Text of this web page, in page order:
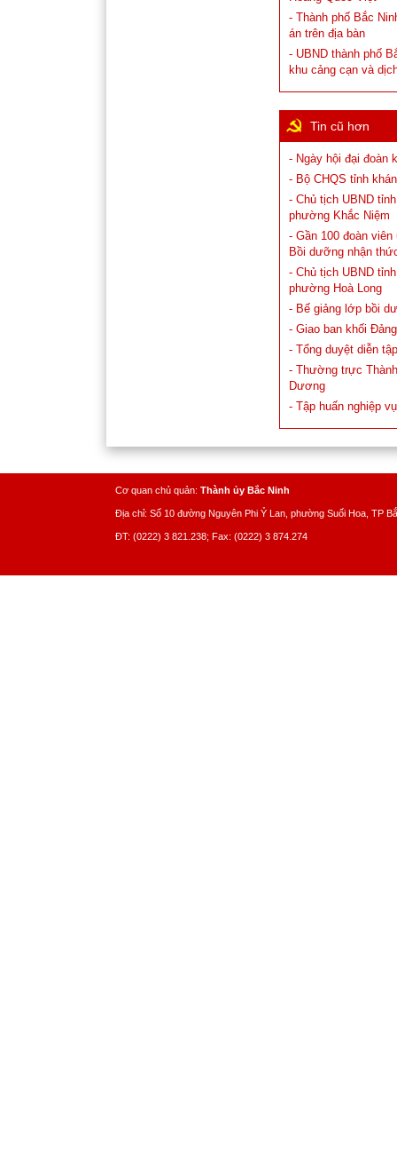
- Thành phố Bắc
án trên địa bàn
- UBND thành phố
khu cảng cạn và
Tin cũ hơn
- Ngày hội đại đoàn
- Bộ CHQS tỉnh
- Chủ tịch UBND
phường Khắc Niệm
- Gần 100 đoàn
Bồi dưỡng nhận
- Chủ tịch UBND
phường Hoà Long
- Bế giảng lớp bồi
- Giao ban khối
- Tổng duyệt diễn
- Thường trực
Dương
- Tập huấn nghiệp
Cơ quan chủ quản: Thành ủy Bắc Ninh
Địa chỉ: Số 10 đường Nguyên Phi Ỷ Lan, phường Suối Hoa, TP
ĐT: (0222) 3 821.238; Fax: (0222) 3 874.274